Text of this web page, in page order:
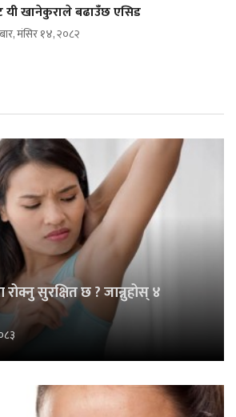
यी खानेकुराले बढाउँछ एसिड
मंसिर १४, २०८२
रोक्नु सुरक्षित छ ? जान्नुहोस् ४